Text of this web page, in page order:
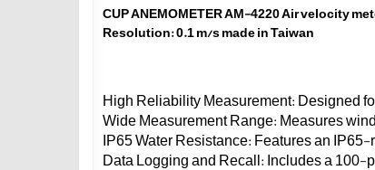
CUP ANEMOMETER AM-4220 Air velocity
Resolution: 0.1 m/s made in Taiwan